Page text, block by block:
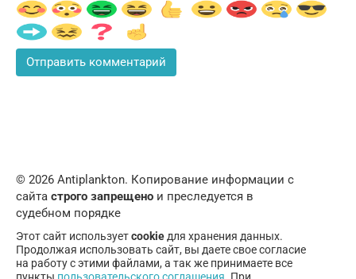
© 2026 Аntiplankton. Копирование информации с
сайта строго запрещено и преследуется в
судебном порядке
Этот сайт используетcookieдля хранения данных.
Продолжая использовать сайт, вы даете свое согласие
на работу с этими файлами, а так же принимаете все